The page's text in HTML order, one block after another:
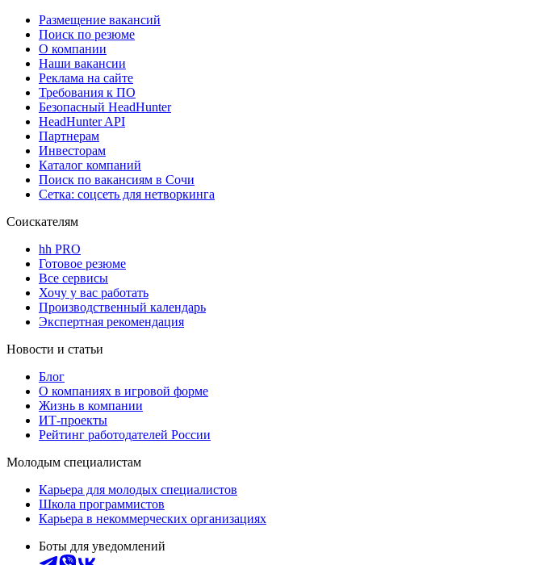
Размещение вакансий
Поиск по резюме
О компании
Наши вакансии
Реклама на сайте
Требования к ПО
Безопасный HeadHunter
HeadHunter API
Партнерам
Инвесторам
Каталог компаний
Поиск по вакансиям в Сочи
Сетка: соцсеть для нетворкинга
Соискателям
hh PRO
Готовое резюме
Все сервисы
Хочу у вас работать
Производственный календарь
Экспертная рекомендация
Новости и статьи
Блог
О компаниях в игровой форме
Жизнь в компании
ИТ-проекты
Рейтинг работодателей России
Молодым специалистам
Карьера для молодых специалистов
Школа программистов
Карьера в некоммерческих организациях
Боты для уведомлений